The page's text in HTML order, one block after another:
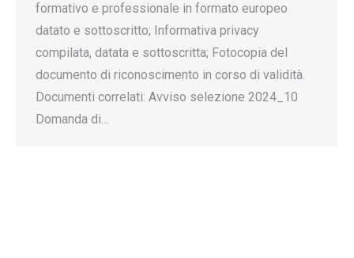
formativo e professionale in formato europeo
datato e sottoscritto; Informativa privacy
compilata, datata e sottoscritta; Fotocopia del
documento di riconoscimento in corso di validità.
Documenti correlati: Avviso selezione 2024_10
Domanda di…